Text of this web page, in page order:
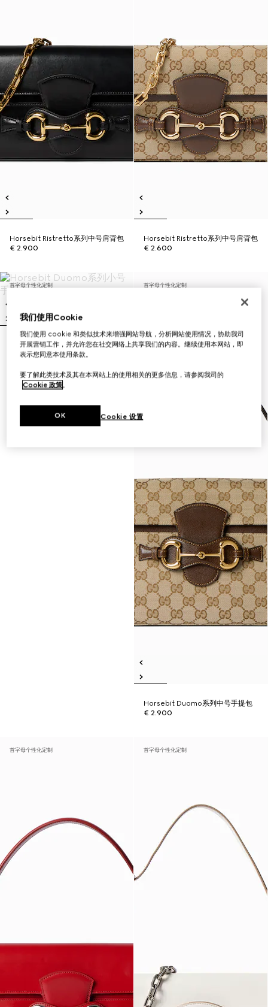
Horsebit Ristretto系列中号肩背包
€ 2.900
Horsebit Ristretto系列中号肩背包
€ 2.600
首字母个性化定制
Horsebit Duomo系列小号手提包
€ 2.450
首字母个性化定制
Horsebit Duomo系列中号手提包
€ 2.900
首字母个性化定制 首字母个性化定制
我们使用Cookie
我们使用 cookie 和类似技术来增强网站导航，分析网站使用情况，协助我司
开展营销工作，并允许您在社交网络上共享我们的内容。继续使用本网站，即
表示您同意本使用条款。
要了解此类技术及其在本网站上的使用相关的更多信息，请参阅我司的
Cookie 政策。
Cookie 设置
OK